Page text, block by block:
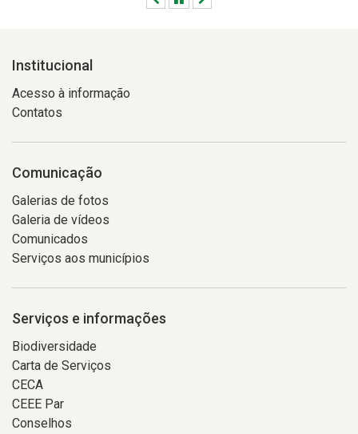
Institucional
Acesso à informação
Contatos
Comunicação
Galerias de fotos
Galeria de vídeos
Comunicados
Serviços aos municípios
Serviços e informações
Biodiversidade
Carta de Serviços
CECA
CEEE Par
Conselhos